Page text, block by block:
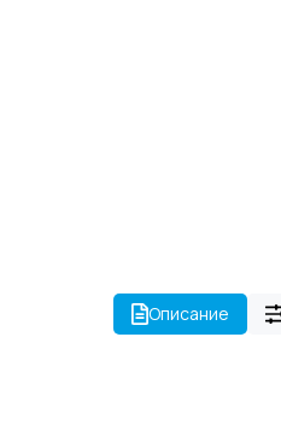
Описание